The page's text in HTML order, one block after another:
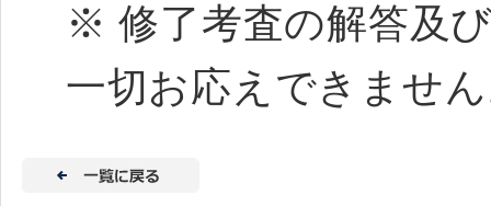
※ 修了考査の解答及
一切お応えできませ